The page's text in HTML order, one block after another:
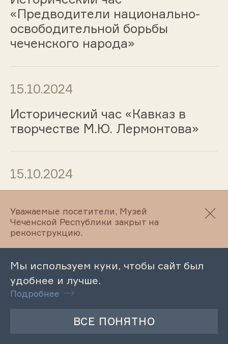
«Предводители национально-
освободительной борьбы
чеченского народа»
15.10.2024
Исторический час «Кавказ в
творчестве М.Ю. Лермонтова»
15.10.2024
передовиков производства села
Махкетыи в годы Советской
14.10.2024
«Культурное наследие: взгляд
Уважаемые посетители, Музей
Чеченской Республики закрыт на
реконструкцию.
Мы используем куки, чтобы сайт был
удобнее и лучше.
Подробнее